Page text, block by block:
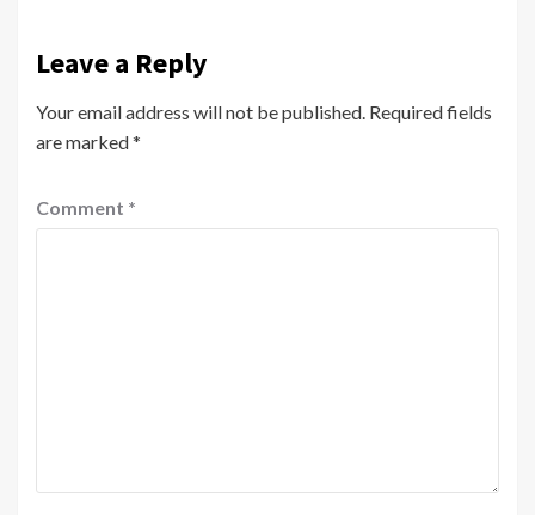
Leave a Reply
Your email address will not be published. Required fields
are marked*
Comment *